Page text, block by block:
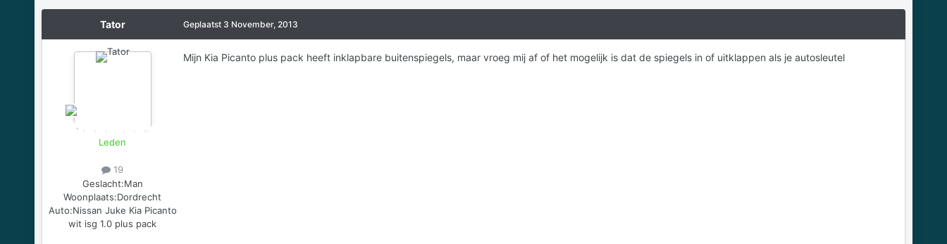
Tator
Leden
19
Geslacht:Man
Woonplaats:Dordrecht
Auto:Nissan Juke Kia Picanto
wit isg 1.0 plus pack
Geplaatst 3 November, 2013
Mijn Kia Picanto plus pack heeft inklapbare buitenspiegels, maar vroeg mij af of het mogelijk is dat de spiegels in of uitklappen als je autosleutel